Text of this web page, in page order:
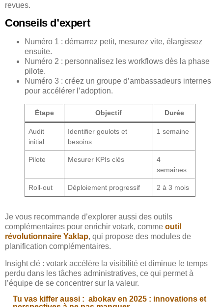
revues.
Conseils d’expert
Numéro 1 : démarrez petit, mesurez vite, élargissez
ensuite.
Numéro 2 : personnalisez les workflows dès la phase
pilote.
Numéro 3 : créez un groupe d’ambassadeurs internes
pour accélérer l’adoption.
Étape Objectif Durée
Audit
initial
Identifier goulots et
besoins
1 semaine
Pilote Mesurer KPIs clés
4
semaines
Roll-out Déploiement progressif 2 à 3 mois
Je vous recommande d’explorer aussi des outils
complémentaires pour enrichir votark, comme outil
révolutionnaire Yaklap, qui propose des modules de
planification complémentaires.
Insight clé : votark accélère la visibilité et diminue le temps
perdu dans les tâches administratives, ce qui permet à
l’équipe de se concentrer sur la valeur.
Tu vas kiffer aussi : abokav en 2025 : innovations et